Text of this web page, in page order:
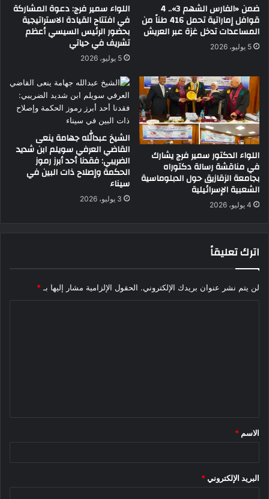
ضمن «الفارس الشهم 3».. 4
قوافل إماراتية تحمل 416 طناً من
المساعدات تدخل غزة عبر العريش
5 يوليو، 2026
اللواء سمير فرج: دعوة المشاركة
في افتتاح القيادة الاستراتيجية
بحضور الرئيس السيسي أعظم
تشريف في حياتي
5 يوليو، 2026
اللواء الدكتور سمير فرج يشارك
في مناقشة رسالة دكتوراه
بجامعة الزقازيق حول الدبلوماسية
الشعبية الإسرائيلية
4 يوليو، 2026
الشيخ عبدالله جهامة ينعى
القاضي العرفي سويلم ابن شديد
الضريبي: فقدنا أحد أبرز رموز
الحكمة وإصلاح ذات البين في
سيناء
3 يوليو، 2026
اترك تعليقاً
لن يتم نشر عنوان بريدك الإلكتروني. الحقول الإلزامية مشار إليها بـ *
*
الاسم *
البريد الإلكتروني *